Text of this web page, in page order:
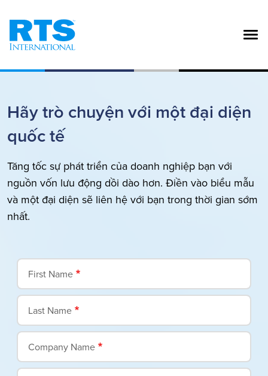
Hãy trò chuyện với một đại diện
quốc tế
Tăng tốc sự phát triển của doanh nghiệp bạn với
nguồn vốn lưu động dồi dào hơn. Điền vào biểu mẫu
và một đại diện sẽ liên hệ với bạn trong thời gian sớm
nhất.
First Name
Last Name
Company Name